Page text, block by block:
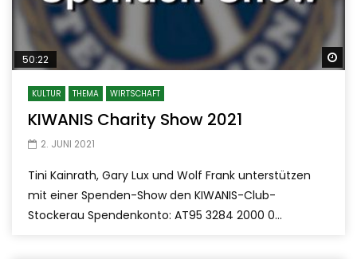
50:22
KULTUR THEMA WIRTSCHAFT
KIWANIS Charity Show 2021
2. JUNI 2021
Tini Kainrath, Gary Lux und Wolf Frank unterstützen
mit einer Spenden-Show den KIWANIS-Club-
Stockerau Spendenkonto: AT95 3284 2000 0...